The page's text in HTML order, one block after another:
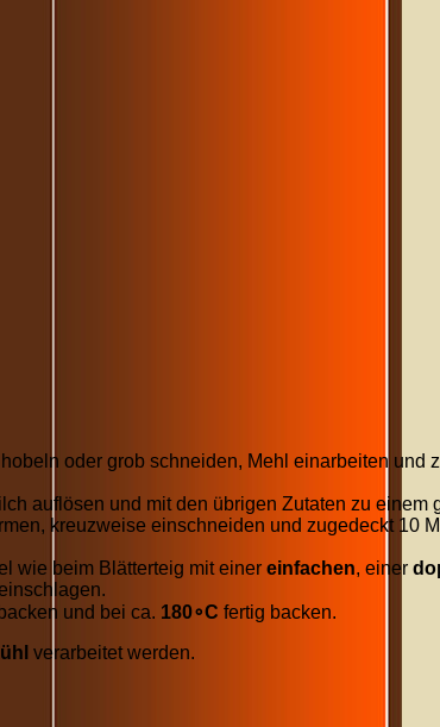
oder grob schneiden, Mehl einarbeiten und
auflösen und mit den übrigen Zutaten zu einem
kreuzweise einschneiden und zugedeckt 10
wie beim Blätterteig mit einer einfachen, einer
und bei ca. 180∘C fertig backen.
verarbeitet werden.